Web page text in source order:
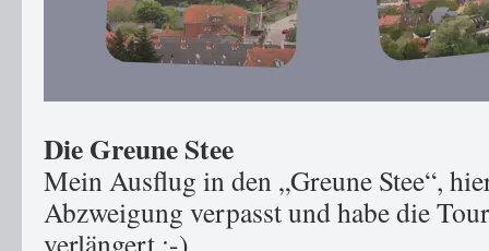
Die Greune Stee
Mein Ausflug in den „Greune Stee“,
Abzweigung verpasst und habe die
verlängert :-)